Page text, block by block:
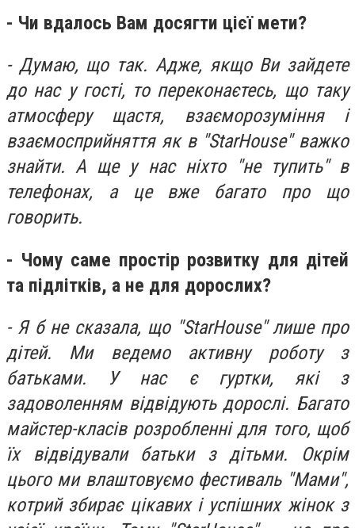
- Чи вдалось Вам досягти цієї мети?
- Думаю, що так. Адже, якщо Ви зайдете
до нас у гості, то переконаєтесь, що таку
атмосферу щастя, взаєморозуміння і
взаємосприйняття як в "StarHouse" важко
знайти. А ще у нас ніхто "не тупить" в
телефонах, а це вже багато про що
говорить.
- Чому саме простір розвитку для дітей
та підлітків, а не для дорослих?
- Я б не сказала, що "StarHouse" лише про
дітей. Ми ведемо активну роботу з
батьками. У нас є гуртки, які з
задоволенням відвідують дорослі. Багато
майстер-класів розробленні для того, щоб
їх відвідували батьки з дітьми. Окрім
цього ми влаштовуємо фестиваль "Мами",
котрий збирає цікавих і успішних жінок з